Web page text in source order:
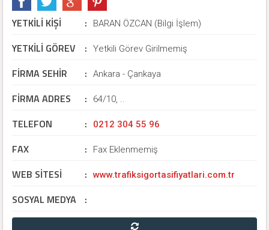
YETKİLİ KİŞİ : BARAN ÖZCAN (Bilgi İşlem)
YETKİLİ GÖREV : Yetkili Görev Girilmemiş
FİRMA SEHİR : Ankara - Çankaya
FİRMA ADRES : 64/10, ..
TELEFON : 0212 304 55 96
FAX : Fax Eklenmemiş
WEB SİTESİ : www.trafiksigortasifiyatlari.com.tr
SOSYAL MEDYA :